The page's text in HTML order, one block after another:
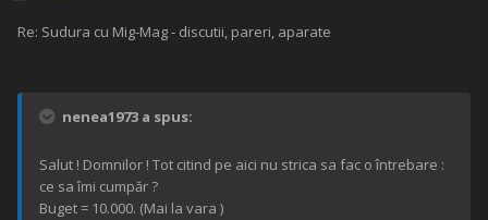
Re: Sudura cu Mig-Mag - discutii, pareri, aparate
nenea1973 a spus:
Salut ! Domnilor ! Tot citind pe aici nu strica sa fac o întrebare :
ce sa îmi cumpăr ?
Buget = 10.000. (Mai la vara )